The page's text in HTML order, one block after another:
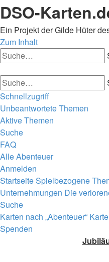
DSO-
Ein Projekt der Gilde Hüter
Zum Inhalt
Schnellzugriff
Unbeantwortete Themen
Aktive Themen
Suche
FAQ
Alle Abenteuer
Anmelden
StartseiteSpielbezogene
Unternehmungen Die
Suche
Karten nach „Abenteuer“
Spenden